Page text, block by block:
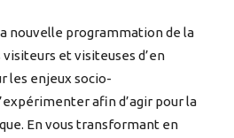
nouvelle programmation de la
et visiteuses d’en
les enjeux socio-
afin d’agir pour la
En vous transformant en